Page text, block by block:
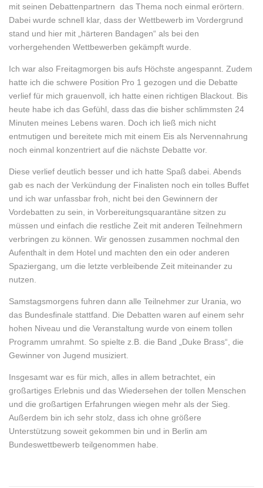
mit seinen Debattenpartnern das Thema noch einmal erörtern.
Dabei wurde schnell klar, dass der Wettbewerb im Vordergrund
stand und hier mit „härteren Bandagen“ als bei den
vorhergehenden Wettbewerben gekämpft wurde.
Ich war also Freitagmorgen bis aufs Höchste angespannt. Zudem
hatte ich die schwere Position Pro 1 gezogen und die Debatte
verlief für mich grauenvoll, ich hatte einen richtigen Blackout. Bis
heute habe ich das Gefühl, dass das die bisher schlimmsten 24
Minuten meines Lebens waren. Doch ich ließ mich nicht
entmutigen und bereitete mich mit einem Eis als Nervennahrung
noch einmal konzentriert auf die nächste Debatte vor.
Diese verlief deutlich besser und ich hatte Spaß dabei. Abends
gab es nach der Verkündung der Finalisten noch ein tolles Buffet
und ich war unfassbar froh, nicht bei den Gewinnern der
Vordebatten zu sein, in Vorbereitungsquarantäne sitzen zu
müssen und einfach die restliche Zeit mit anderen Teilnehmern
verbringen zu können. Wir genossen zusammen nochmal den
Aufenthalt in dem Hotel und machten den ein oder anderen
Spaziergang, um die letzte verbleibende Zeit miteinander zu
nutzen.
Samstagsmorgens fuhren dann alle Teilnehmer zur Urania, wo
das Bundesfinale stattfand. Die Debatten waren auf einem sehr
hohen Niveau und die Veranstaltung wurde von einem tollen
Programm umrahmt. So spielte z.B. die Band „Duke Brass“, die
Gewinner von Jugend musiziert.
Insgesamt war es für mich, alles in allem betrachtet, ein
großartiges Erlebnis und das Wiedersehen der tollen Menschen
und die großartigen Erfahrungen wiegen mehr als der Sieg.
Außerdem bin ich sehr stolz, dass ich ohne größere
Unterstützung soweit gekommen bin und in Berlin am
Bundeswettbewerb teilgenommen habe.